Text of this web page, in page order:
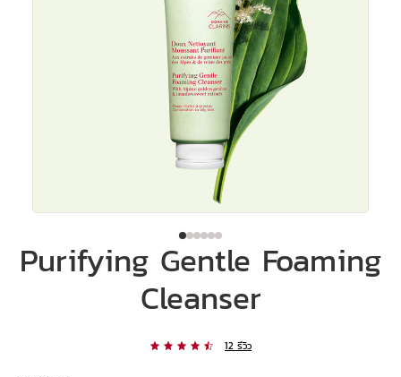
Purifying Gentle Foaming
Cleanser
12 รีวิว